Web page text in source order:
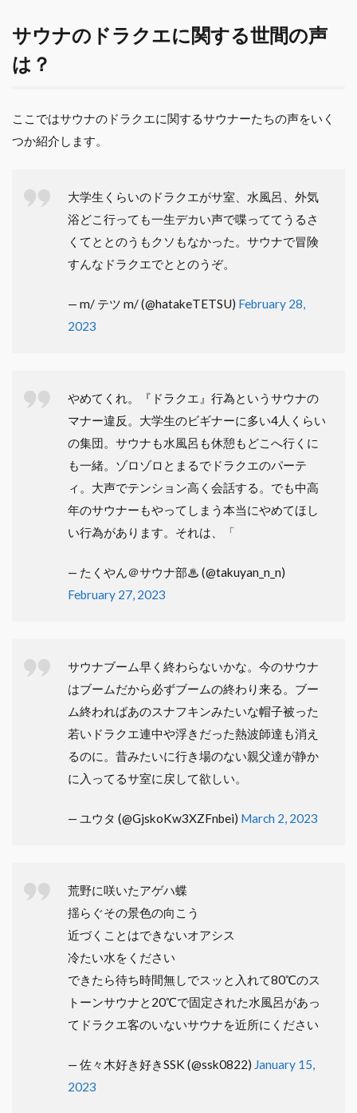
サウナのドラクエに関する世間の声
は？
ここではサウナのドラクエに関するサウナーたちの声をいく
つか紹介します。
大学生くらいのドラクエがサ室、水風呂、外気
浴どこ行っても一生デカい声で喋っててうるさ
くてととのうもクソもなかった。サウナで冒険
すんなドラクエでととのうぞ。
— m/ テツ m/ (@hatakeTETSU) February 28,
2023
やめてくれ。『ドラクエ』行為というサウナの
マナー違反。大学生のビギナーに多い4人くらい
の集団。サウナも水風呂も休憩もどこへ行くに
も一緒。ゾロゾロとまるでドラクエのパーテ
ィ。大声でテンション高く会話する。でも中高
年のサウナーもやってしまう本当にやめてほし
い行為があります。それは、「
— たくやん＠サウナ部♨ (@takuyan_n_n)
February 27, 2023
サウナブーム早く終わらないかな。今のサウナ
はブームだから必ずブームの終わり来る。ブー
ム終わればあのスナフキンみたいな帽子被った
若いドラクエ連中や浮きだった熱波師達も消え
るのに。昔みたいに行き場のない親父達が静か
に入ってるサ室に戻して欲しい。
— ユウタ (@GjskoKw3XZFnbei) March 2, 2023
荒野に咲いたアゲハ蝶
揺らぐその景色の向こう
近づくことはできないオアシス
冷たい水をください
できたら待ち時間無しでスッと入れて80℃のス
トーンサウナと20℃で固定された水風呂があっ
てドラクエ客のいないサウナを近所にください
— 佐々木好き好きSSK (@ssk0822) January 15,
2023